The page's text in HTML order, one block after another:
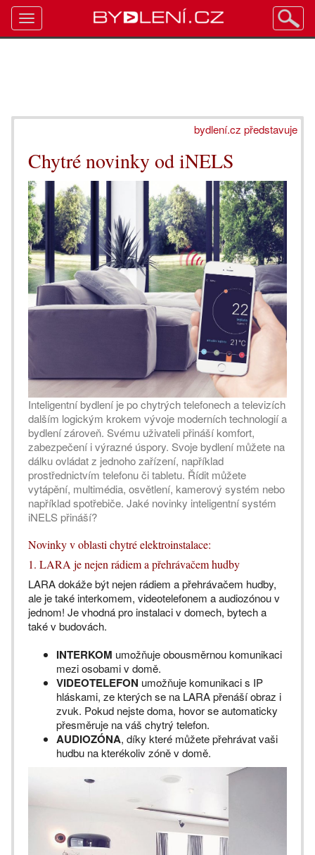
bydlení.cz představuje
Chytré novinky od iNELS
Inteligentní bydlení je po chytrých telefonech a televizích
dalším logickým krokem vývoje moderních technologií a
bydlení zároveň. Svému uživateli přináší komfort,
zabezpečení i výrazné úspory. Svoje bydlení můžete na
dálku ovládat z jednoho zařízení, například
prostřednictvím telefonu či tabletu. Řídit můžete
vytápění, multimédia, osvětlení, kamerový systém nebo
například spotřebiče. Jaké novinky inteligentní systém
iNELS přináší?
Novinky v oblasti chytré elektroinstalace:
1. LARA je nejen rádiem a přehrávačem hudby
LARA dokáže být nejen rádiem a přehrávačem hudby,
ale je také interkomem, videotelefonem a audiozónou v
jednom! Je vhodná pro instalaci v domech, bytech a
také v budovách.
INTERKOM umožňuje obousměrnou komunikaci
mezi osobami v domě.
VIDEOTELEFON umožňuje komunikaci s IP
hláskami, ze kterých se na LARA přenáší obraz i
zvuk. Pokud nejste doma, hovor se automaticky
přesměruje na váš chytrý telefon.
AUDIOZÓNA, díky které můžete přehrávat vaši
hudbu na kterékoliv zóně v domě.
Toggle
navigation